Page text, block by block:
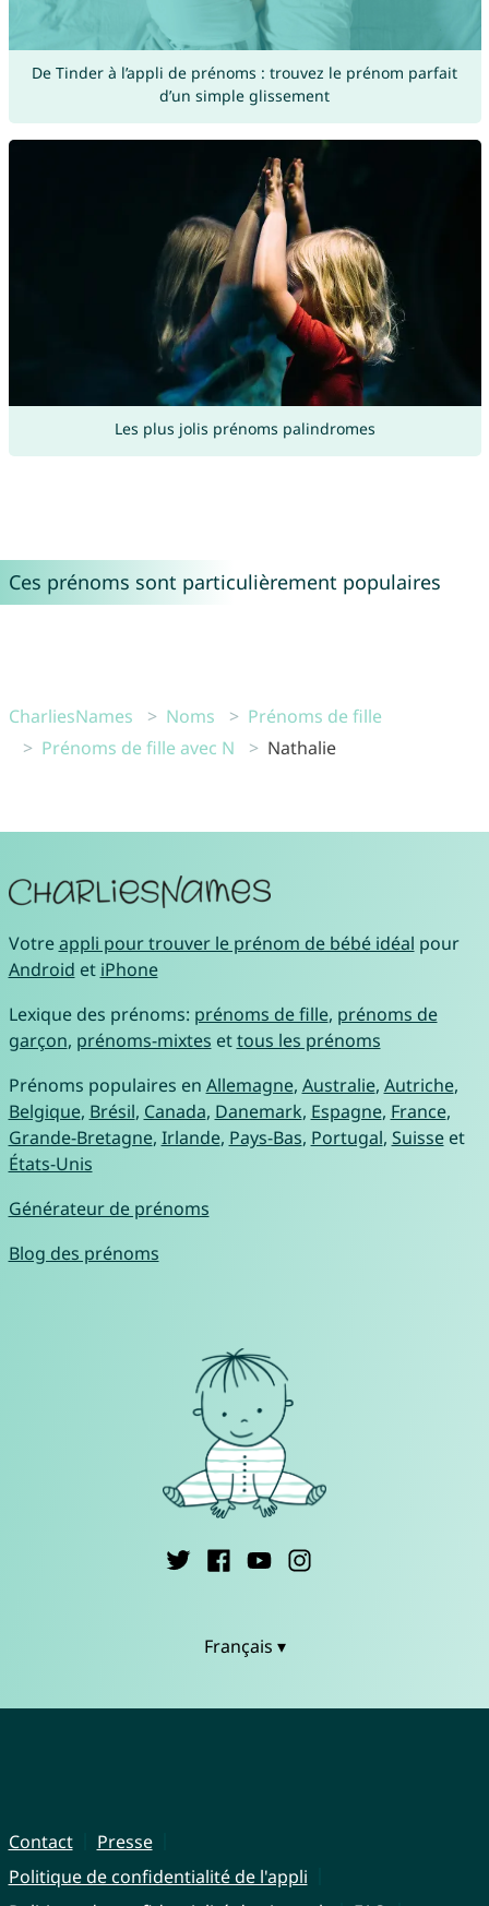
De Tinder à l’appli de prénoms : trouvez le prénom parfait
d’un simple glissement
Les plus jolis prénoms palindromes
Ces prénoms sont particulièrement populaires
CharliesNames Noms
Prénoms de fille
Prénoms de fille avec N
Nathalie
Votreappli pour trouver le prénom de bébé idéal pour
Android et iPhone
Lexique des prénoms: prénoms de fille, prénoms de
garçon, prénoms-mixtes ettous les prénoms
Prénoms populaires en Allemagne, Australie, Autriche,
Belgique, Brésil, Canada, Danemark, Espagne, France,
Grande-Bretagne, Irlande, Pays-Bas, Portugal, Suisseet
États-Unis
Générateur de prénoms
Blog des prénoms
Français ▾
Contact
Presse
Politique de confidentialité de l'appli